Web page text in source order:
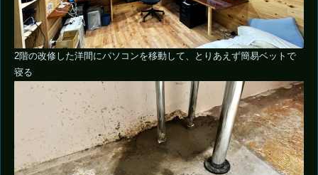
2階の改修した洋間にパソコンを移動して、とりあえず簡易ベットで
寝る